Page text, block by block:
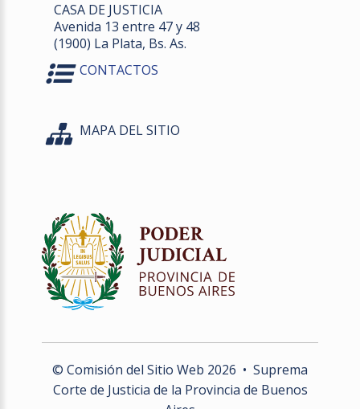
CASA DE JUSTICIA
Avenida 13 entre 47 y 48
(1900) La Plata, Bs. As.
CONTACTOS
MAPA DEL SITIO
© Comisión del Sitio Web 2026 • Suprema
Corte de Justicia de la Provincia de Buenos